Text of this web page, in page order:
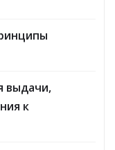
выдачи,
к